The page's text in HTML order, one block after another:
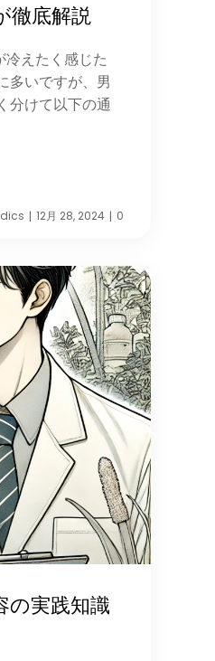
徹底解説
冷えたく感じた
多いですが、男
分けて以下の通
| 12月 28, 2024 | 0
の実践知識